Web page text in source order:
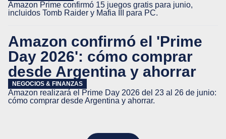
Amazon Prime confirmó 15 juegos gratis para junio,
incluidos Tomb Raider y Mafia III para PC.
Amazon confirmó el 'Prime
Day 2026': cómo comprar
desde Argentina y ahorrar
NEGOCIOS & FINANZAS
Amazon realizará el Prime Day 2026 del 23 al 26 de junio:
cómo comprar desde Argentina y ahorrar.